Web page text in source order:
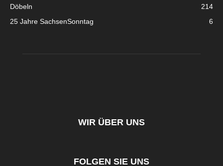
Döbeln
214
25 Jahre SachsenSonntag
6
WIR ÜBER UNS
FOLGEN SIE UNS